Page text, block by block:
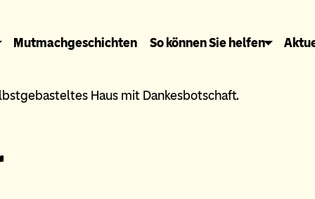
Mutmachgeschichten So können Sie helfen